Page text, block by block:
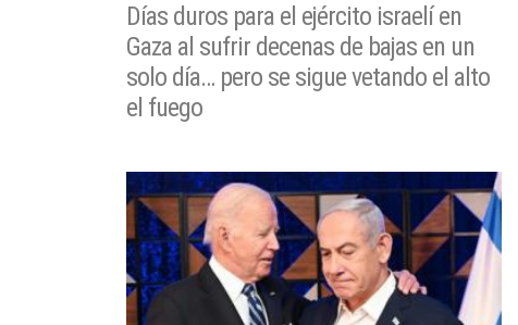
Días duros para el ejército israelí en
Gaza al sufrir decenas de bajas en un
solo día… pero se sigue vetando el alto
el fuego